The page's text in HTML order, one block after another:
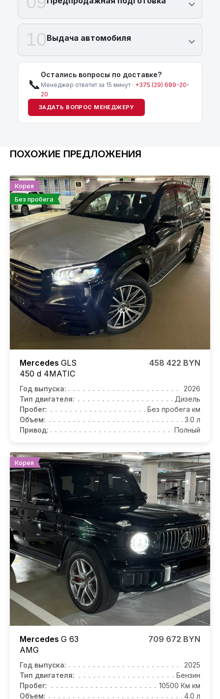
10Выдача автомобиля
📞
Остались вопросы по доставке?
Менеджер ответит за 15 минут · +375 (29) 689-20-
20
ЗАДАТЬ ВОПРОС МЕНЕДЖЕРУ
ПОХОЖИЕ ПРЕДЛОЖЕНИЯ
Корея
Без пробега
Mercedes GLS
450 d 4MATIC
458 422 BYN
Год выпуска:
2026
Тип двигателя:
Дизель
Пробег:
Без пробега км
Объем:
3.0 л
Привод:
Полный
Корея
Mercedes G 63
AMG
709 672 BYN
Год выпуска:
2025
Тип двигателя:
Бензин
Пробег:
10500 Км км
Объем:
4.0 л